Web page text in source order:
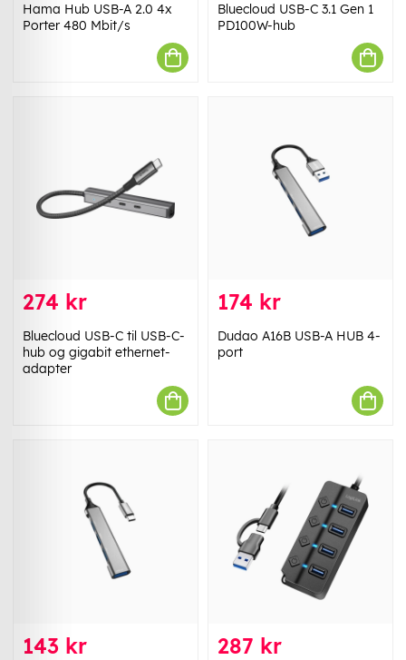
Hama Hub USB-A 2.0 4x
Porter 480 Mbit/s
Bluecloud USB-C 3.1 Gen 1
PD100W-hub
274 kr
Bluecloud USB-C til USB-C-
hub og gigabit ethernet-
adapter
174 kr
Dudao A16B USB-A HUB 4-
port
143 kr 287 kr